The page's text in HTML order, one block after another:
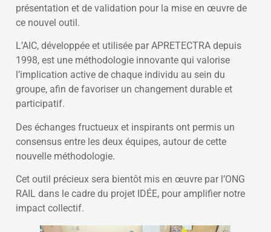
présentation et de validation pour la mise en œuvre de
ce nouvel outil.
L’AIC, développée et utilisée par APRETECTRA depuis
1998, est une méthodologie innovante qui valorise
l’implication active de chaque individu au sein du
groupe, afin de favoriser un changement durable et
participatif.
Des échanges fructueux et inspirants ont permis un
consensus entre les deux équipes, autour de cette
nouvelle méthodologie.
Cet outil précieux sera bientôt mis en œuvre par l’ONG
RAIL dans le cadre du projet IDÉE, pour amplifier notre
impact collectif.